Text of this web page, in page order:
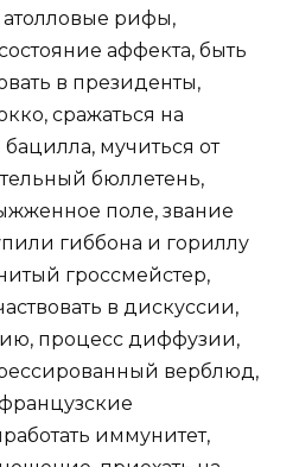
рифы,
аффекта, быть
в президенты,
сражаться на
мучиться от
бюллетень,
поле, звание
гиббона и гориллу
гроссмейстер,
в дискуссии,
процесс диффузии,
верблюд,
иммунитет,